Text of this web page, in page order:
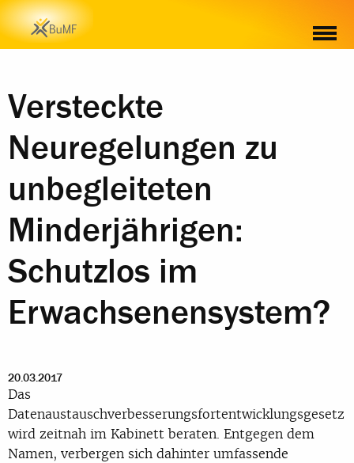
Versteckte
Neuregelungen zu
unbegleiteten
Minderjährigen:
Schutzlos im
Erwachsenensystem?
20.03.2017
Das
Datenaustauschverbesserungsfortentwicklungsgesetz
wird zeitnah im Kabinett beraten. Entgegen dem
Namen, verbergen sich dahinter umfassende